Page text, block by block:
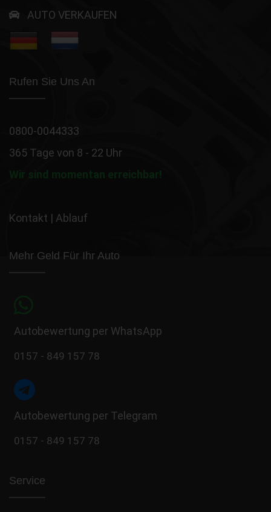
AUTO VERKAUFEN
Rufen Sie Uns An
0800-0044333
365 Tage von 8 - 22 Uhr
Wir sind momentan erreichbar!
Kontakt | Ablauf
Mehr Geld Für Ihr Auto
Autobewertung per WhatsApp
0157 - 849 157 78
Autobewertung per Telegram
0157 - 849 157 78
Service